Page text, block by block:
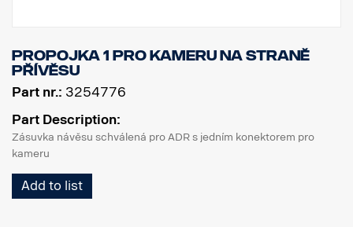
Propojka 1 pro kameru na straně
přívěsu
Part nr.: 3254776
Part Description:
Zásuvka návěsu schválená pro ADR s jedním konektorem pro
kameru
Add to list